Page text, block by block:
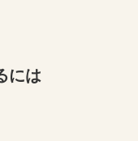
には